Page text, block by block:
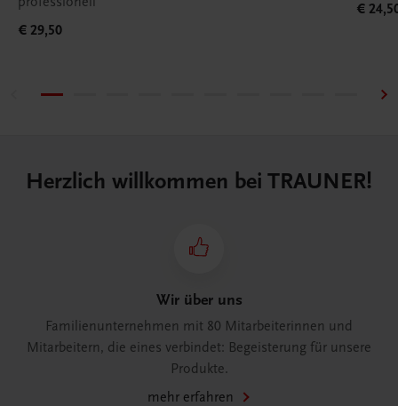
€ 29,50
€
Herzlich willkommen bei TRAUNER!
Wir über uns
Familienunternehmen mit 80 Mitarbeiterinnen und
Mitarbeitern, die eines verbindet: Begeisterung für unsere
Produkte.
mehr erfahren